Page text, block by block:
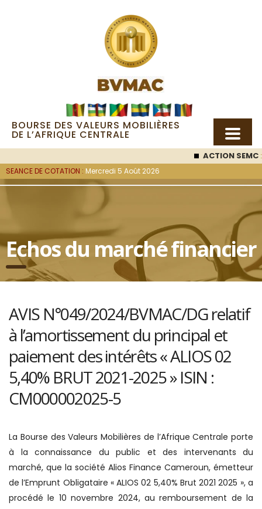
BOURSE DES VALEURS MOBILIÈRES
DE L’AFRIQUE CENTRALE
ACTION SEMC:
SEANCE DE COTATION : Mercredi 5 Août 2026
Echos du marché financier
AVIS N°049/2024/BVMAC/DG relatif
à l’amortissement du principal et
paiement des intérêts « ALIOS 02
5,40% BRUT 2021-2025 » ISIN :
CM000002025-5
La Bourse des Valeurs Mobilières de l’Afrique Centrale porte
à la connaissance du public et des intervenants du
marché, que la société Alios Finance Cameroun, émetteur
de l’Emprunt Obligataire « ALIOS 02 5,40% Brut 2021 2025 », a
procédé le 10 novembre 2024, au remboursement de la